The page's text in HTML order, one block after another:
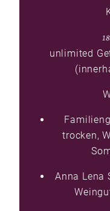
unlimited
trocken,
Anna Lena